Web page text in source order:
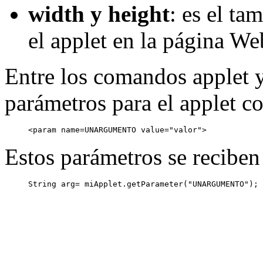
width y height: es el
el applet en la página
Entre los comandos applet
parámetros para el applet
Estos parámetros se